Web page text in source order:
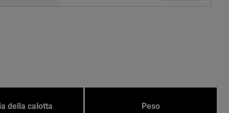
della calotta Peso